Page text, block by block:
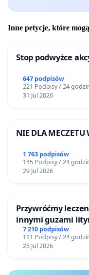
Inne petycje, które
Stop podwyżce
647 podpisów
221 Podpisy / 24
31 Jul 2026
NIE DLA
1 763 podpisów
145 Podpisy / 24
29 Jul 2026
Przywróćmy
innymi guzami
Centrum Zdrowia
7 210 podpisów
111 Podpisy / 24
25 Jul 2026